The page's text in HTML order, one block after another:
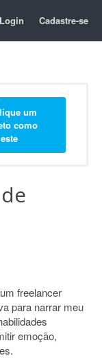
Login Cadastre-se
um
como
este
freelancer
para narrar meu
emoção,